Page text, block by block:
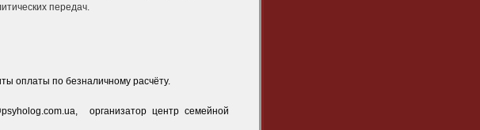
передач.
оплаты по безналичному расчёту.
организатор центр семейной